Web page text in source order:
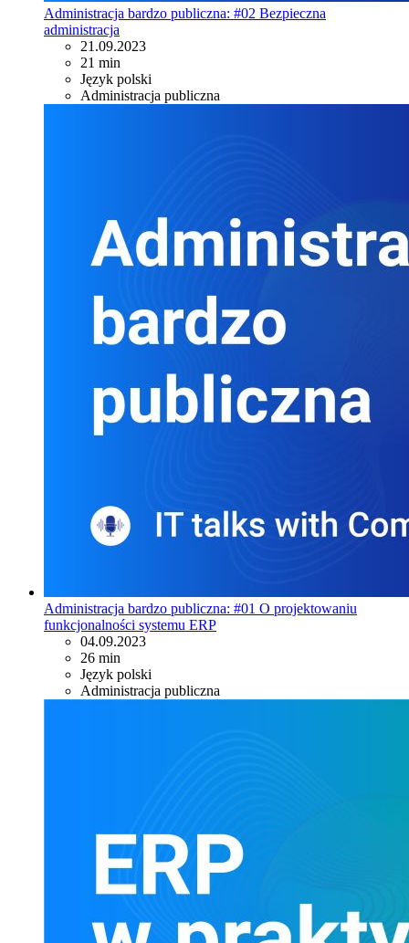
Administracja bardzo publiczna: #02 Bezpieczna
administracja
21.09.2023
21 min
Język polski
Administracja publiczna
Administracja bardzo publiczna: #01 O projektowaniu
funkcjonalności systemu ERP
04.09.2023
26 min
Język polski
Administracja publiczna